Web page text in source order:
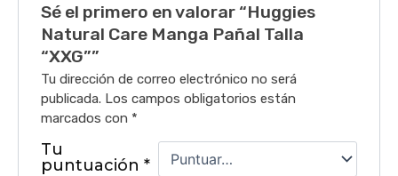
Sé el primero en valorar “Huggies
Natural Care Manga Pañal Talla
“XXG””
Tu dirección de correo electrónico no será
publicada. Los campos obligatorios están
marcados con *
Tu
puntuación*